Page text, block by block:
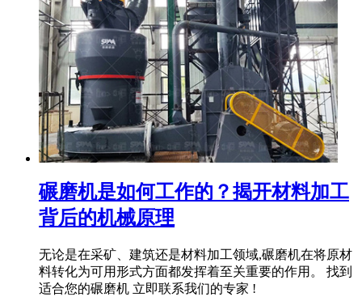
碾磨机是如何工作的？揭开材料加工
背后的机械原理
无论是在采矿、建筑还是材料加工领域,碾磨机在将原材
料转化为可用形式方面都发挥着至关重要的作用。 找到
适合您的碾磨机 立即联系我们的专家 !